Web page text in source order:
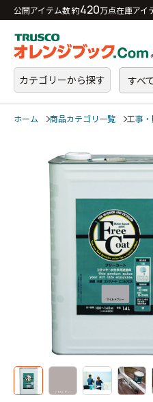
公開アイテム数 約420万点在庫アイ
カテゴリーから探す すべて
ホーム 商品カテゴリ一覧 工事